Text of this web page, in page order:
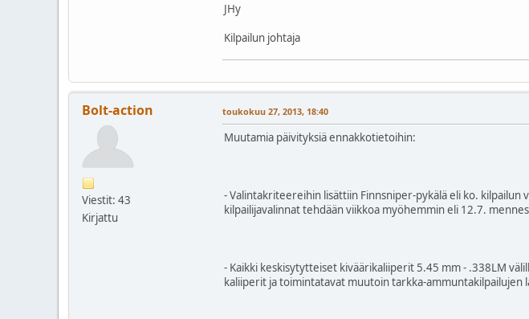
JHy
Kilpailun johtaja
Bolt-action
Viestit: 43
Kirjattu
toukokuu 27, 2013, 18:40
Muutamia päivityksiä ennakkotietoihin:
- Valintakriteereihin lisättiin Finnsniper-pykälä eli ko. kilpailun
kilpailijavalinnat tehdään viikkoa myöhemmin eli 12.7.
- Kaikki keskisytytteiset kiväärikaliiperit 5.45 mm - .338LM
kaliiperit ja toimintatavat muutoin tarkka-ammuntakilpailujen